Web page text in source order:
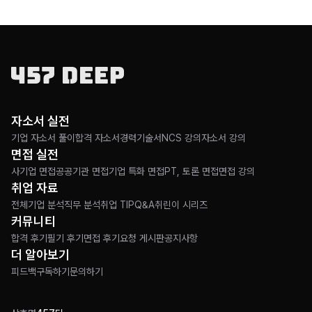
자소서 실전
기업 자소서 풀이 합격 자소서경력기술서 NCS 강의자소서 강의
면접 실전
사기업 면접공공기관 면접기업 특화 면접PT, 토론 면접면접 강의
취업 자료
전체 기업 분석직무 분석취업 TIPQ&A취린이 시리즈
커뮤니티
합격 후기 필기 후기 면접 후기 요청 게시판공지사항
더 알아보기
피드백구독하기 문의하기